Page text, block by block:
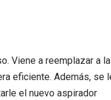
Viene a reemplazar a la
eficiente. Además, se
el nuevo aspirador